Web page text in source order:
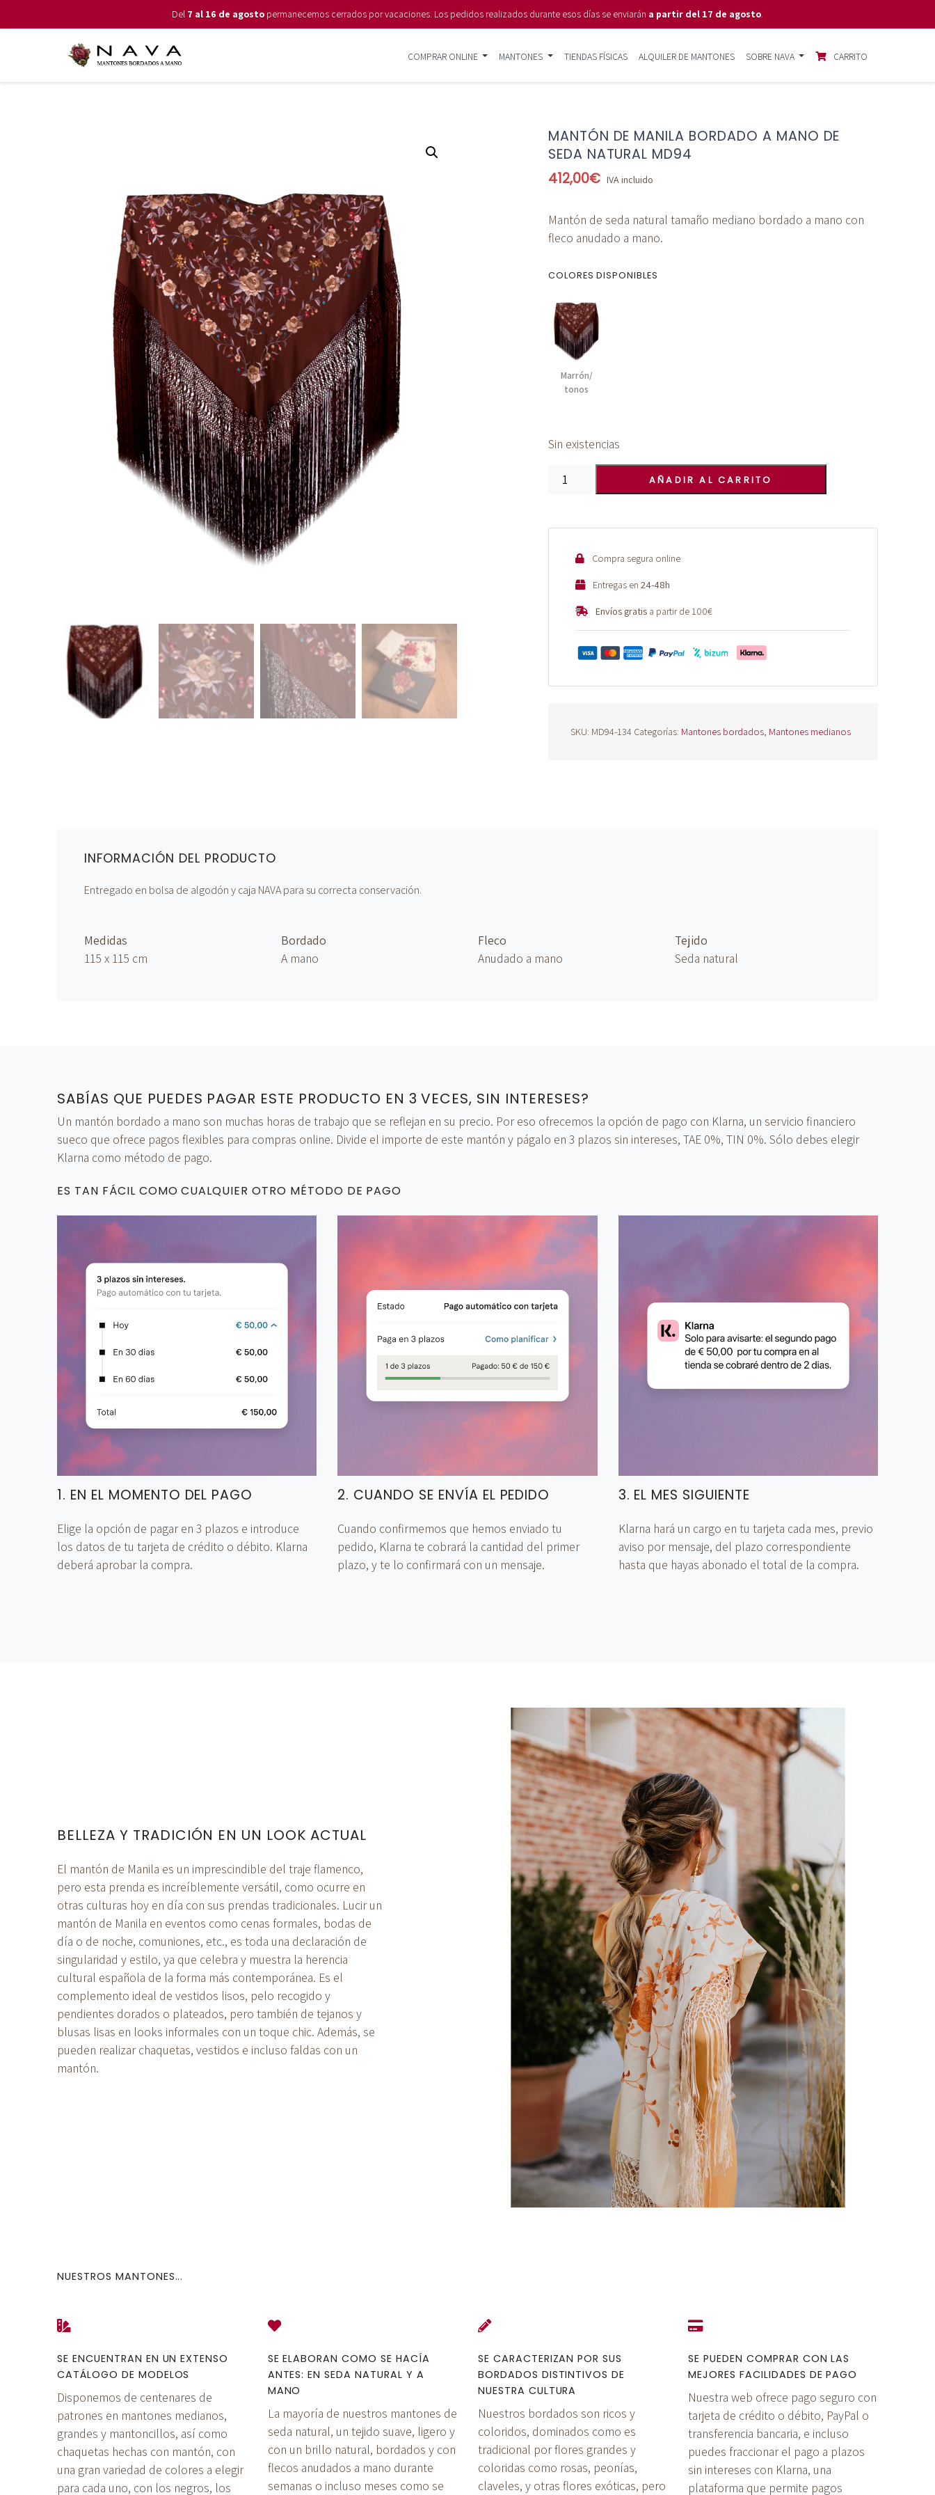
Del 7 al 16 de agosto permanecemos cerrados por vacaciones. Los pedidos realizados durante esos días se enviarán a partir del 17 de agosto.
COMPRAR ONLINE MANTONES TIENDAS FÍSICAS ALQUILER DE MANTONES SOBRE NAVA CARRITO
MANTÓN DE MANILA BORDADO A MANO DE
SEDA NATURAL MD94
412,00€ IVA incluido
Mantón de seda natural tamaño mediano bordado a mano con
fleco anudado a mano.
COLORES DISPONIBLES
Marrón/
tonos
Sin existencias
Mantón
bordado
mano
natural
MD94
cantidad
AÑADIR AL CARRITO
Compra segura online
Entregas en24-48h
Envíos gratis a partir de 100€
SKU: MD94-134 Categorías: Mantones bordados, Mantones medianos
INFORMACIÓN DEL PRODUCTO
Entregado en bolsa de algodón y caja NAVA para su correcta conservación.
Medidas
115 x 115 cm
Bordado
A mano
Fleco
Anudado a mano
Tejido
Seda natural
SABÍAS QUE PUEDES PAGAR ESTE PRODUCTO EN 3 VECES, SIN INTERESES?
Un mantón bordado a mano son muchas horas de trabajo que se reflejan en su precio. Por eso ofrecemos la opción de pago con Klarna, un servicio financiero
sueco que ofrece pagos flexibles para compras online. Divide el importe de este mantón y págalo en 3 plazos sin intereses, TAE 0%, TIN 0%. Sólo debes elegir
Klarna como método de pago.
ES TAN FÁCIL COMO CUALQUIER OTRO MÉTODO DE PAGO
1. EN EL MOMENTO DEL PAGO
Elige la opción de pagar en 3 plazos e introduce
los datos de tu tarjeta de crédito o débito. Klarna
deberá aprobar la compra.
2. CUANDO SE ENVÍA EL PEDIDO
Cuando confirmemos que hemos enviado tu
pedido, Klarna te cobrará la cantidad del primer
plazo, y te lo confirmará con un mensaje.
3. EL MES SIGUIENTE
Klarna hará un cargo en tu tarjeta cada mes, previo
aviso por mensaje, del plazo correspondiente
hasta que hayas abonado el total de la compra.
BELLEZA Y TRADICIÓN EN UN LOOK ACTUAL
El mantón de Manila es un imprescindible del traje flamenco,
pero esta prenda es increíblemente versátil, como ocurre en
otras culturas hoy en día con sus prendas tradicionales. Lucir un
mantón de Manila en eventos como cenas formales, bodas de
día o de noche, comuniones, etc., es toda una declaración de
singularidad y estilo, ya que celebra y muestra la herencia
cultural española de la forma más contemporánea. Es el
complemento ideal de vestidos lisos, pelo recogido y
pendientes dorados o plateados, pero también de tejanos y
blusas lisas en looks informales con un toque chic. Además, se
pueden realizar chaquetas, vestidos e incluso faldas con un
mantón.
NUESTROS MANTONES...
SE ENCUENTRAN EN UN EXTENSO
CATÁLOGO DE MODELOS
Disponemos de centenares de
patrones en mantones medianos,
grandes y mantoncillos, así como
chaquetas hechas con mantón, con
una gran variedad de colores a elegir
para cada uno, con los negros, los
SE ELABORAN COMO SE HACÍA
ANTES: EN SEDA NATURAL Y A
MANO
La mayoría de nuestros mantones de
seda natural, un tejido suave, ligero y
con un brillo natural, bordados y con
flecos anudados a mano durante
semanas o incluso meses como se
SE CARACTERIZAN POR SUS
BORDADOS DISTINTIVOS DE
NUESTRA CULTURA
Nuestros bordados son ricos y
coloridos, dominados como es
tradicional por flores grandes y
coloridas como rosas, peonías,
claveles, y otras flores exóticas, pero
SE PUEDEN COMPRAR CON LAS
MEJORES FACILIDADES DE PAGO
Nuestra web ofrece pago seguro con
tarjeta de crédito o débito, PayPal o
transferencia bancaria, e incluso
puedes fraccionar el pago a plazos
sin intereses con Klarna, una
plataforma que permite pagos